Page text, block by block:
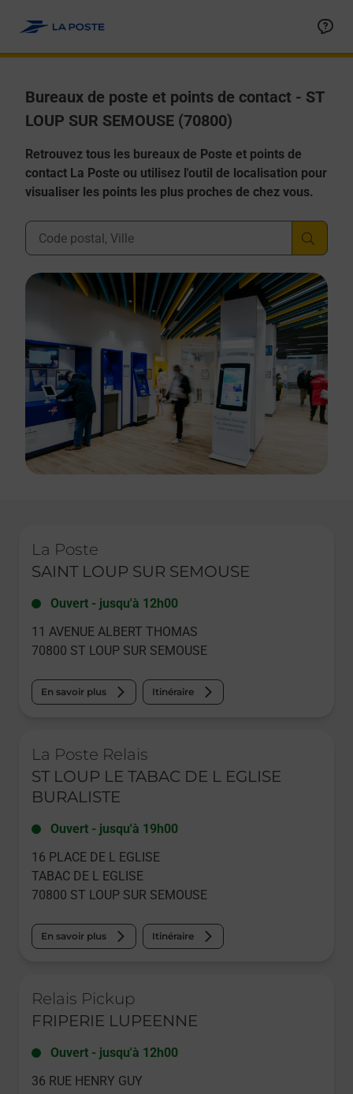
Bureaux de poste et points de contact - ST
LOUP SUR SEMOUSE (70800)
Retrouvez tous les bureaux de Poste et points de
contact La Poste ou utilisez l'outil de localisation pour
visualiser les points les plus proches de chez vous.
Ville, Département, Code Postal
La Poste
SAINT LOUP SUR SEMOUSE
Ouvert - jusqu'à 12h00
11 AVENUE ALBERT THOMAS
70800 ST LOUP SUR SEMOUSE
En savoir plus Itinéraire
La Poste Relais
ST LOUP LE TABAC DE L EGLISE
BURALISTE
Ouvert - jusqu'à 19h00
16 PLACE DE L EGLISE
TABAC DE L EGLISE
70800 ST LOUP SUR SEMOUSE
En savoir plus Itinéraire
Relais Pickup
FRIPERIE LUPEENNE
Ouvert - jusqu'à 12h00
36 RUE HENRY GUY